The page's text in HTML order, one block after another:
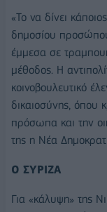
«Το να δίνει
δημοσίου
έμμεσα σε
μέθοδος. Η
κοινοβουλευτικό
δικαιοσύνης, όπου
πρόσωπα και την
της η Νέα
Ο ΣΥΡΙΖΑ
Για «κάλυψη» της